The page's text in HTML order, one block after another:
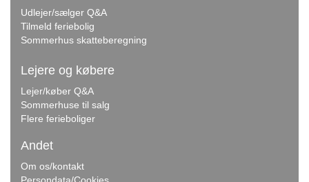
Udlejer/sælger Q&A
Tilmeld feriebolig
Sommerhus skatteberegning
Lejere og købere
Lejer/køber Q&A
Sommerhuse til salg
Flere ferieboliger
Andet
Om os/kontakt